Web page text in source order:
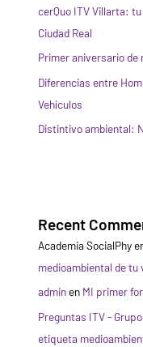
cerQuo ITV Villarta:
Ciudad Real
Primer aniversario de
Diferencias entre
Vehículos
Distintivo ambiental:
Recent
Academia SocialPhy
medioambiental de tu
adminen MI primer
Preguntas ITV -
etiqueta